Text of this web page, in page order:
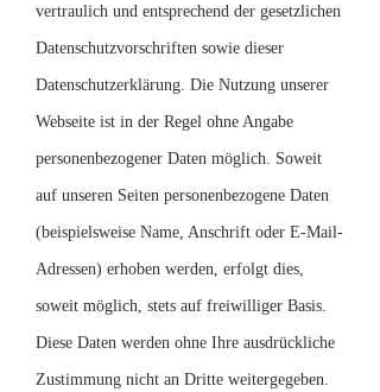
vertraulich und entsprechend der gesetzlichen
Datenschutzvorschriften sowie dieser
Datenschutzerklärung. Die Nutzung unserer
Webseite ist in der Regel ohne Angabe
personenbezogener Daten möglich. Soweit
auf unseren Seiten personenbezogene Daten
(beispielsweise Name, Anschrift oder E-Mail-
Adressen) erhoben werden, erfolgt dies,
soweit möglich, stets auf freiwilliger Basis.
Diese Daten werden ohne Ihre ausdrückliche
Zustimmung nicht an Dritte weitergegeben.